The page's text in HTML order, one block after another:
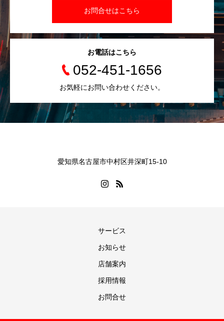
お問合せはこちら
お電話はこちら
052-451-1656
お気軽にお問い合わせください。
愛知県名古屋市中村区井深町15-10
サービス
お知らせ
店舗案内
採用情報
お問合せ